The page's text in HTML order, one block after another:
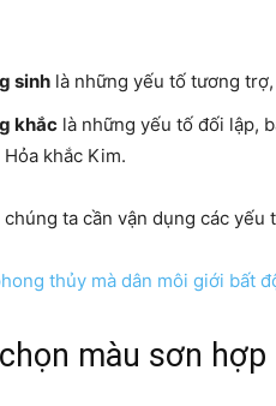
sinh là những yếu tố tương
khắc là những yếu tố đối lập,
khắc Kim.
ta cần vận dụng các
thủy mà dân môi giới bất
màu sơn